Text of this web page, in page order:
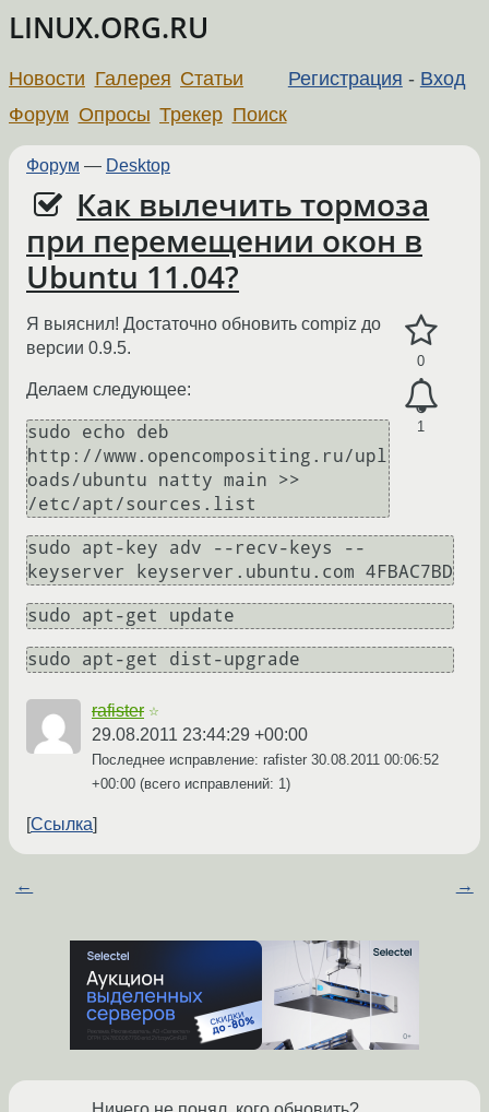
LINUX.ORG.RU
Регистрация - Вход
Новости Галерея Статьи
Форум Опросы Трекер Поиск
Форум — Desktop
Как вылечить тормоза
при перемещении окон в
Ubuntu 11.04?
0
1
Я выяснил! Достаточно обновить compiz до
версии 0.9.5.
Делаем следующее:
sudo echo deb
http://www.opencompositing.ru/upl
oads/ubuntu natty main >>
/etc/apt/sources.list
sudo apt-key adv --recv-keys --
keyserver keyserver.ubuntu.com 4FBAC7BD
sudo apt-get update
sudo apt-get dist-upgrade
rafister ☆
29.08.2011 23:44:29 +00:00
Последнее исправление: rafister 30.08.2011 00:06:52
+00:00 (всего исправлений: 1)
Ссылка
← →